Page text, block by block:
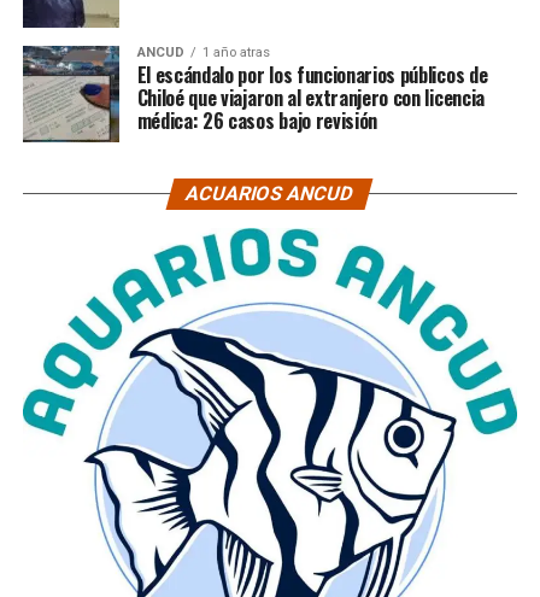
ANCUD 1 año atras
El escándalo por los funcionarios públicos de
Chiloé que viajaron al extranjero con licencia
médica: 26 casos bajo revisión
ACUARIOS ANCUD